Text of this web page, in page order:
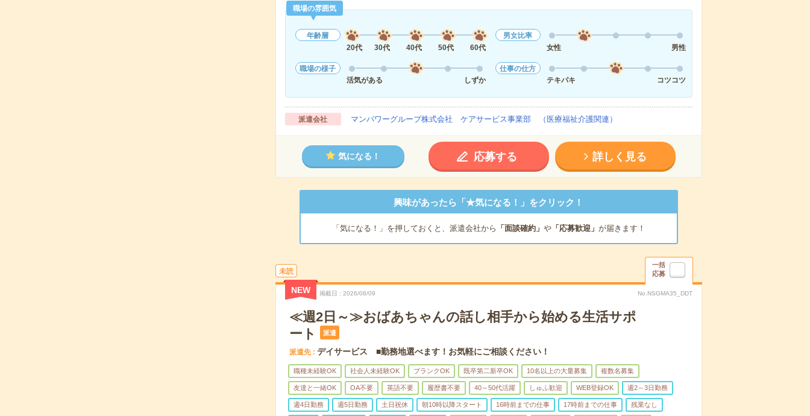
職場の雰囲気
年齢層
20代
30代 40代 50代 60代
男女比率
女性
男性
職場の様子
活気がある
しずか
仕事の仕方
テキパキ
コツコツ
派遣会社 マンパワーグループ株式会社 ケアサービス事業部 （医療福祉介護関連）
気になる！ 応募する 詳しく見る
興味があったら「★気になる！」をクリック！
「気になる！」を押しておくと、派遣会社から 「面談確約」 や「応募歓迎」 が届きます！
未読
一括
応募
NEW 掲載日 2026/08/09 No.NSGMA35_DDT
≪週2日～≫おばあちゃんの話し相手から始める生活サポ
ート
派遣
派遣先 デイサービス ■勤務地選べます！お気軽にご相談ください！
職種未経験OK 社会人未経験OK ブランクOK 既卒第二新卒OK 10名以上の大量募集 複数名募集
友達と一緒OK OA不要 英語不要 履歴書不要 40～50代活躍 しゅふ歓迎 WEB登録OK 週2～3日勤務
週4日勤務 週5日勤務 土日祝休 朝10時以降スタート 16時前までの仕事 17時前までの仕事 残業なし